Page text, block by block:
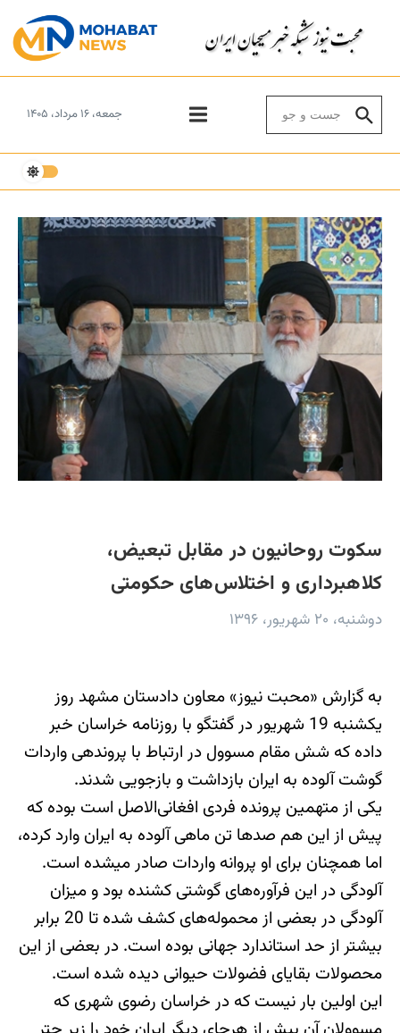
جمعه، ۱۶ مرداد، ۱۴۰۵
سکوت روحانیون در مقابل تبعیض،
کلاهبرداری‌ و اختلاس‌های حکومتی
دوشنبه، ۲۰ شهریور، ۱۳۹۶
به گزارش «محبت نیوز» معاون دادستان مشهد روز
یک‏شنبه 19 شهریور در گفتگو با روزنامه خراسان خبر
داده که شش مقام مسوول در ارتباط با پرونده‎ی واردات
گوشت آلوده به ایران بازداشت و بازجویی شدند.
یکی از متهمین پرونده فردی افغانی‌الاصل است بوده که
پیش از این هم صدها تن ماهی آلوده به ایران وارد کرده،
اما همچنان برای او پروانه واردات صادر می‎شده است.
آلودگی در این فرآوره‌های گوشتی کشنده بود و میزان
آلودگی در بعضی از محموله‌های کشف شده تا 20 برابر
بیشتر از حد استاندارد جهانی بوده است. در بعضی از این
محصولات بقایای فضولات حیوانی دیده شده است.
این اولین بار نیست که در خراسان رضوی شهری که